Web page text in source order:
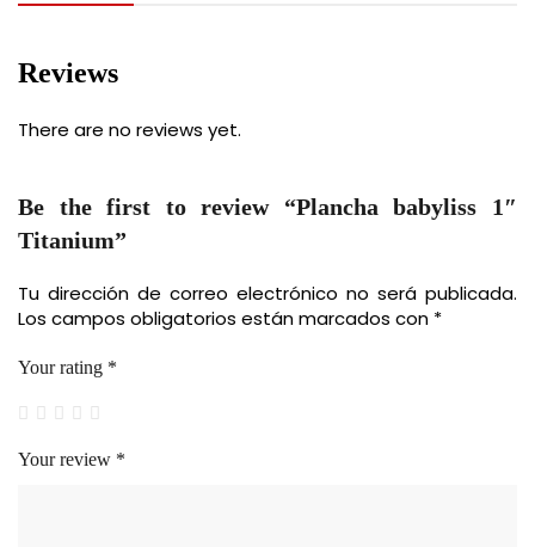
Reviews
There are no reviews yet.
Be the first to review “Plancha babyliss 1″
Titanium”
Tu dirección de correo electrónico no será publicada.
Los campos obligatorios están marcados con *
Your rating *
Your review *